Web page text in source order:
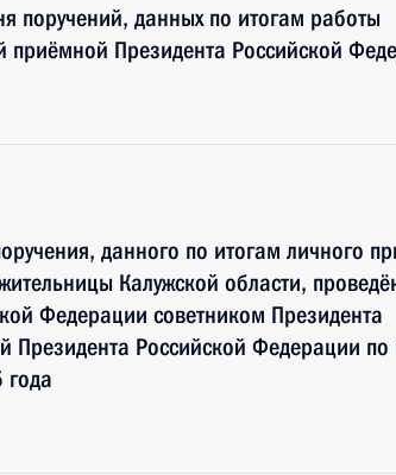
поручений, данных по итогам работы
Президента Российской
данного по итогам личного
Калужской области,
Федерации советником Президента
Президента Российской Федерации по